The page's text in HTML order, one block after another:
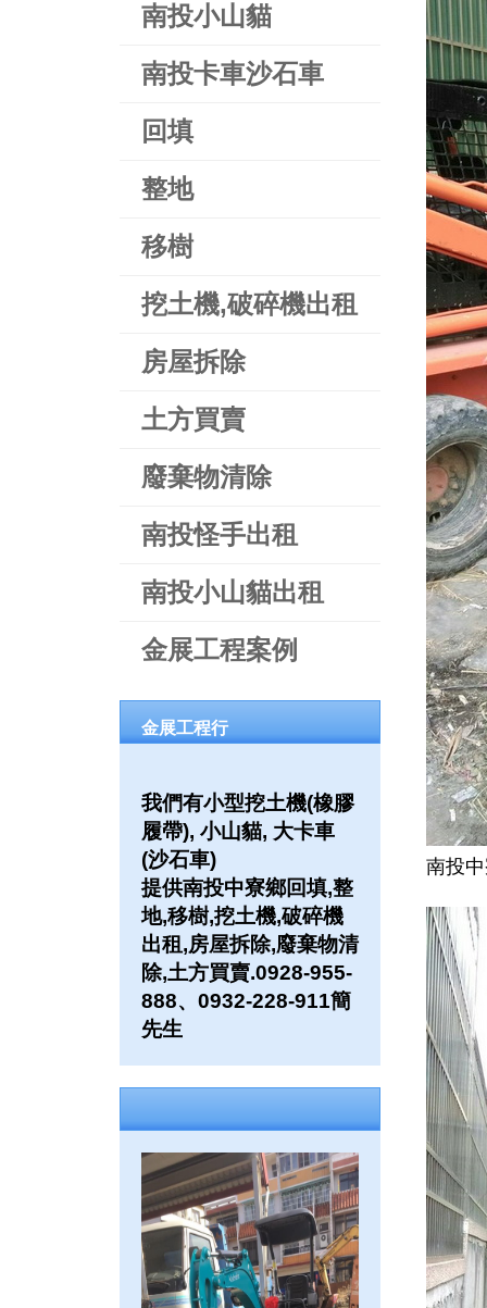
南投小山貓
南投卡車沙石車
回填
整地
移樹
挖土機,破碎機出租
房屋拆除
土方買賣
廢棄物清除
南投怪手出租
南投小山貓出租
金展工程案例
金展工程行
我們有小型挖土機(橡膠
履帶), 小山貓, 大卡車
(沙石車)
提供南投中寮鄉回填,整
地,移樹,挖土機,破碎機
出租,房屋拆除,廢棄物清
除,土方買賣.0928-955-
888、0932-228-911簡
先生
南投